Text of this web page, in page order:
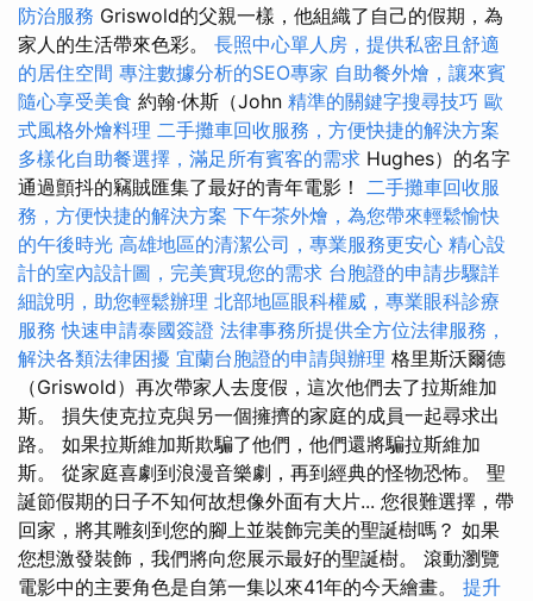
防治服務 Griswold的父親一樣，他組織了自己的假期，為
家人的生活帶來色彩。 長照中心單人房，提供私密且舒適
的居住空間 專注數據分析的SEO專家 自助餐外燴，讓來賓
隨心享受美食 約翰·休斯（John 精準的關鍵字搜尋技巧 歐
式風格外燴料理 二手攤車回收服務，方便快捷的解決方案
多樣化自助餐選擇，滿足所有賓客的需求 Hughes）的名字
通過顫抖的竊賊匯集了最好的青年電影！ 二手攤車回收服
務，方便快捷的解決方案 下午茶外燴，為您帶來輕鬆愉快
的午後時光 高雄地區的清潔公司，專業服務更安心 精心設
計的室內設計圖，完美實現您的需求 台胞證的申請步驟詳
細說明，助您輕鬆辦理 北部地區眼科權威，專業眼科診療
服務 快速申請泰國簽證 法律事務所提供全方位法律服務，
解決各類法律困擾 宜蘭台胞證的申請與辦理 格里斯沃爾德
（Griswold）再次帶家人去度假，這次​​他們去了拉斯維加
斯。 損失使克拉克與另一個擁擠的家庭的成員一起尋求出
路。 如果拉斯維加斯欺騙了他們，他們還將騙拉斯維加
斯。 從家庭喜劇到浪漫音樂劇，再到經典的怪物恐怖。 聖
誕節假期的日子不知何故想像外面有大片... 您很難選擇，帶
回家，將其雕刻到您的腳上並裝飾完美的聖誕樹嗎？ 如果
您想激發裝飾，我們將向您展示最好的聖誕樹。 滾動瀏覽
電影中的主要角色是自第一集以來41年的今天繪畫。 提升